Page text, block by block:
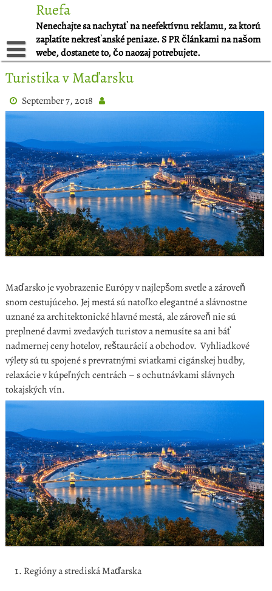
Ruefa
Nenechajte sa nachytať na neefektívnu reklamu, za ktorú
zaplatíte nekresťanské peniaze. S PR článkami na našom
webe, dostanete to, čo naozaj potrebujete.
Turistika v Maďarsku
September 7, 2018
Maďarsko je vyobrazenie Európy v najlepšom svetle a zároveň
snom cestujúceho. Jej mestá sú natoľko elegantné a slávnostne
uznané za architektonické hlavné mestá, ale zároveň nie sú
preplnené davmi zvedavých turistov a nemusíte sa ani báť
nadmernej ceny hotelov, reštaurácií a obchodov. Vyhliadkové
výlety sú tu spojené s prevratnými sviatkami cigánskej hudby,
relaxácie v kúpeľných centrách – s ochutnávkami slávnych
tokajských vín.
Regióny a strediská Maďarska